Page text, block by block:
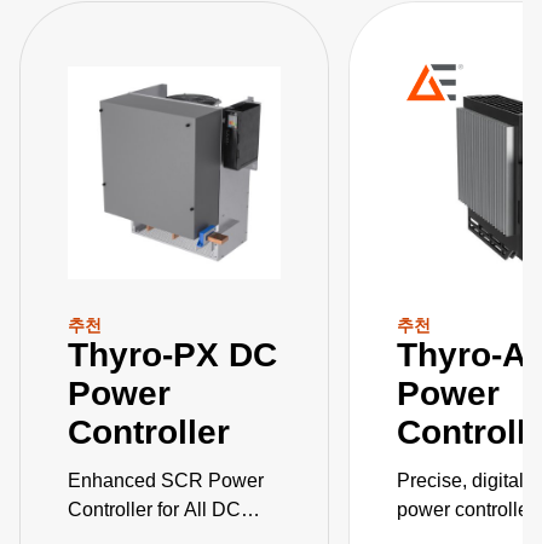
추천
Thyro-PX DC
Power
Controller
Enhanced SCR Power
Controller for All DC
추천
Thyro-
Power
Precise, digital
power controller